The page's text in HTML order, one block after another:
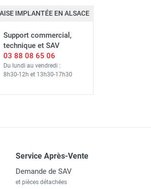
IMPLANTÉE EN ALSACE
Support commercial,
technique et SAV
03 88 08 65 06
Du lundi au vendredi :
8h30-12h et 13h30-17h30
Service Après-Vente
Demande de SAV
et pièces détachées